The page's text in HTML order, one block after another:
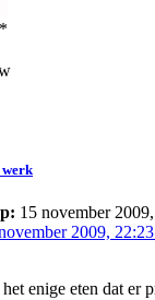
werk
15 november
2009,
enige eten dat er